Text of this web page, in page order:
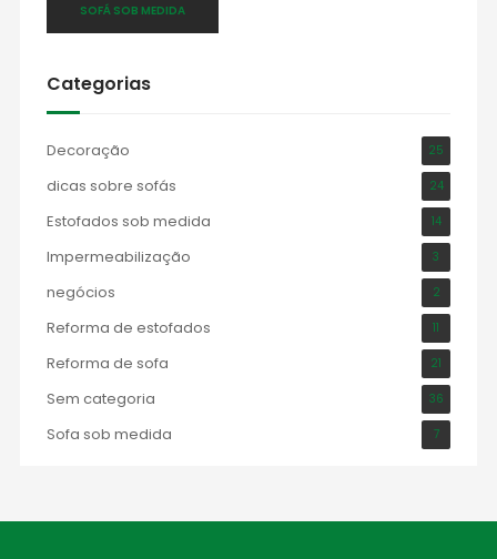
SOFÁ SOB MEDIDA
Categorias
Decoração 25
dicas sobre sofás 24
Estofados sob medida 14
Impermeabilização 3
negócios 2
Reforma de estofados 11
Reforma de sofa 21
Sem categoria 36
Sofa sob medida 7